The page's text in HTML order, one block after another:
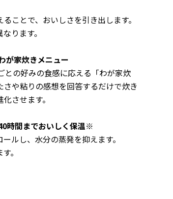
ことで、おいしさを引き出します。
ります。
が家炊きメニュー
との好みの食感に応える「わが家炊
や粘りの感想を回答するだけで炊き
させます。
時間までおいしく保温※
ルし、水分の蒸発を抑えます。
。